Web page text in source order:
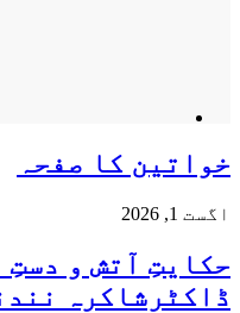
خواتین کا صفحہ
اگست 1, 2026
حکایتِ آتش و دستِ
ڈاکٹرشاکرہ